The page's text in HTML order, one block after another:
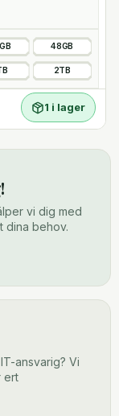
48GB
2TB
1 i lager
vi dig med
dina behov.
ansvarig? Vi
ert